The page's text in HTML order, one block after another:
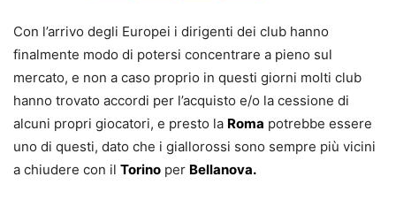
Con l’arrivo degli Europei i dirigenti dei club hanno
finalmente modo di potersi concentrare a pieno sul
mercato, e non a caso proprio in questi giorni molti club
hanno trovato accordi per l’acquisto e/o la cessione di
alcuni propri giocatori, e presto la Roma potrebbe essere
uno di questi, dato che i giallorossi sono sempre più vicini
a chiudere con il Torino per Bellanova.